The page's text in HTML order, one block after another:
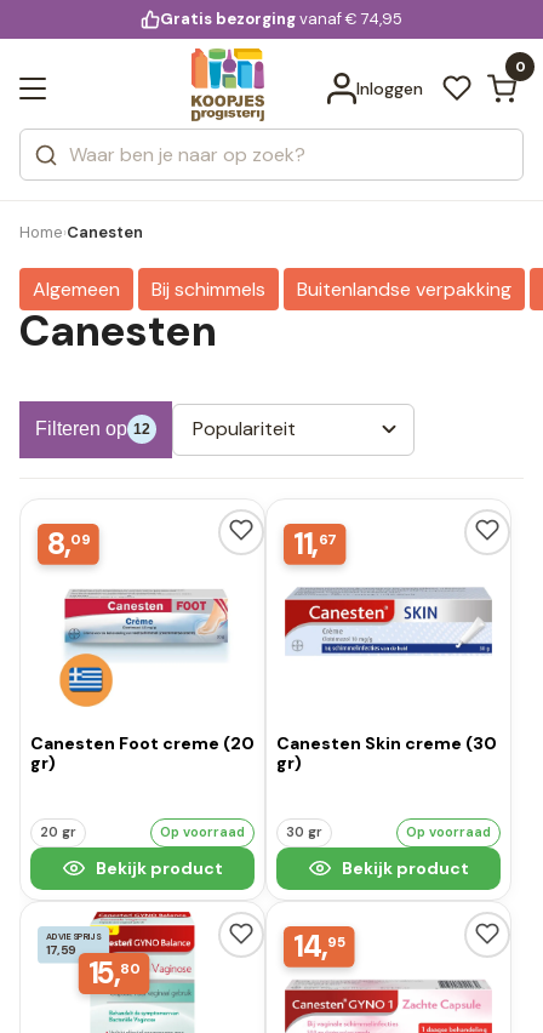
voor 20:00 uur besteld
Gratis bezorgingvanaf € 74,95
Inloggen
0
Zoeken
Categorieën
Merken
Bekijk alle resultaten
Home›Canesten
Algemeen Bij schimmels Buitenlandse verpakking
Canesten
Filteren op 12 Populariteit
8,09
Canesten Foot creme (20
gr)
20 gr Op voorraad
Bekijk product
11,67
Canesten Skin creme (30
gr)
30 gr Op voorraad
Bekijk product
ADVIESPRIJS
17,59
15,80
14,95